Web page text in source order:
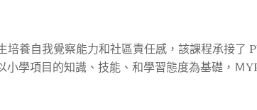
養自我覺察能力和社區責任感，該課程承接了
項目的知識、技能、和學習態度為基礎，Ｍ